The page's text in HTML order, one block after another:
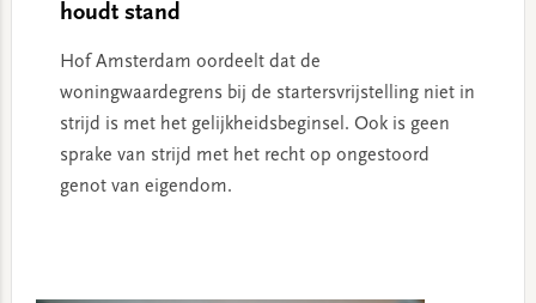
houdt stand
Hof Amsterdam oordeelt dat de
woningwaardegrens bij de startersvrijstelling niet in
strijd is met het gelijkheidsbeginsel. Ook is geen
sprake van strijd met het recht op ongestoord
genot van eigendom.